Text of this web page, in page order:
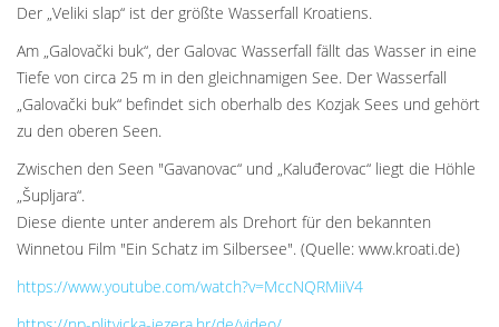
Der „Veliki slap“ ist der größte Wasserfall Kroatiens.
Am „Galovački buk“, der Galovac Wasserfall fällt das Wasser in eine
Tiefe von circa 25 m in den gleichnamigen See. Der Wasserfall
„Galovački buk“ befindet sich oberhalb des Kozjak Sees und gehört
zu den oberen Seen.
Zwischen den Seen "Gavanovac“ und „Kaluđerovac“ liegt die Höhle
„Šupljara“.
Diese diente unter anderem als Drehort für den bekannten
Winnetou Film "Ein Schatz im Silbersee". (Quelle: www.kroati.de)
https://www.youtube.com/watch?v=MccNQRMiiV4